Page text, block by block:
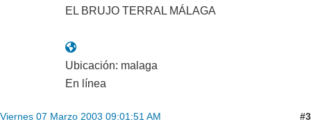
EL BRUJO TERRAL MÁLAGA
Ubicación: malaga
En línea
Viernes 07 Marzo 2003 09:01:51 AM #3